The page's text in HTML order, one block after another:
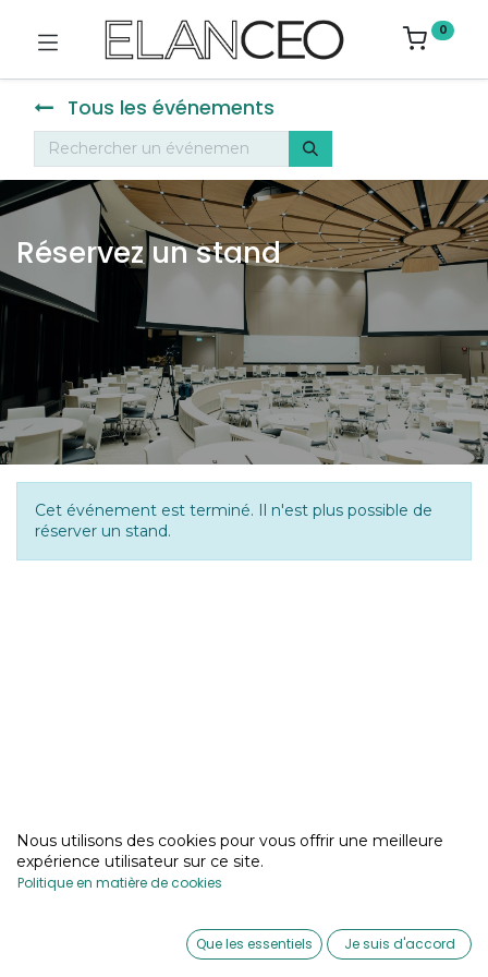
0
Wishlist Account
0
Tous les événements
Réservez un stand
Cet événement est terminé. Il n'est plus possible de
réserver un stand.
Nous utilisons des cookies pour vous offrir une meilleure
expérience utilisateur sur ce site.
Politique en matière de cookies
Que les essentiels Je suis d'accord